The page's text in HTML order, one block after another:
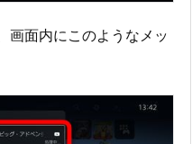
画面内にこのようなメッ